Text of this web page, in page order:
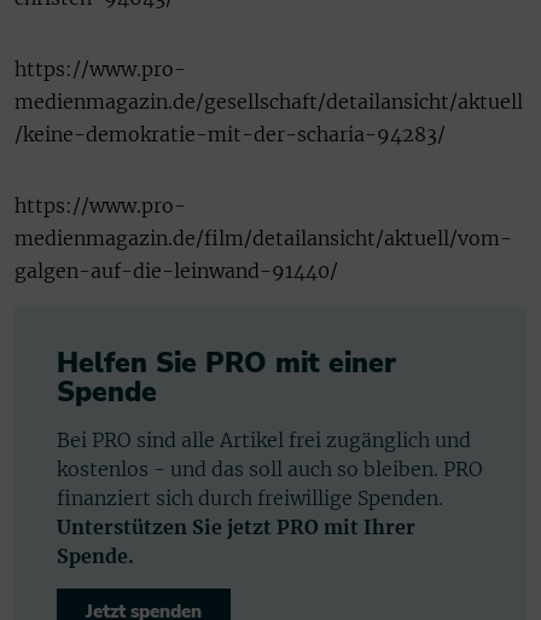
https://www.pro-
medienmagazin.de/gesellschaft/detailansicht/aktuell
/keine-demokratie-mit-der-scharia-94283/
https://www.pro-
medienmagazin.de/film/detailansicht/aktuell/vom-
galgen-auf-die-leinwand-91440/
Helfen Sie PRO mit einer
Spende
Bei PRO sind alle Artikel frei zugänglich und
kostenlos - und das soll auch so bleiben. PRO
finanziert sich durch freiwillige Spenden.
Unterstützen Sie jetzt PRO mit Ihrer
Spende.
Jetzt spenden